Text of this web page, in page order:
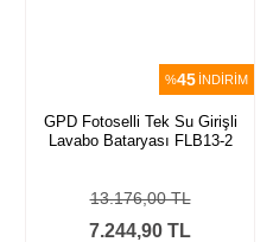
%45 İNDİRİM
GPD Fotoselli Tek Su Girişli
Lavabo Bataryası FLB13-2
7.244,90 TL
13.176,00 TL